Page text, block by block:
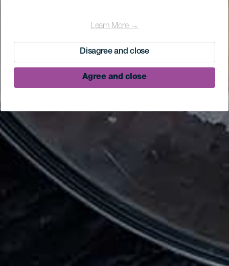
Learn More →
Disagree and close
Agree and close